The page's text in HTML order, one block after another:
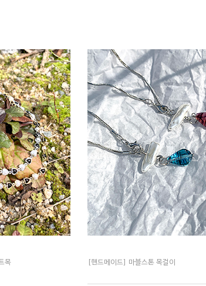
목
[핸드메이드] 마블스톤 목걸이